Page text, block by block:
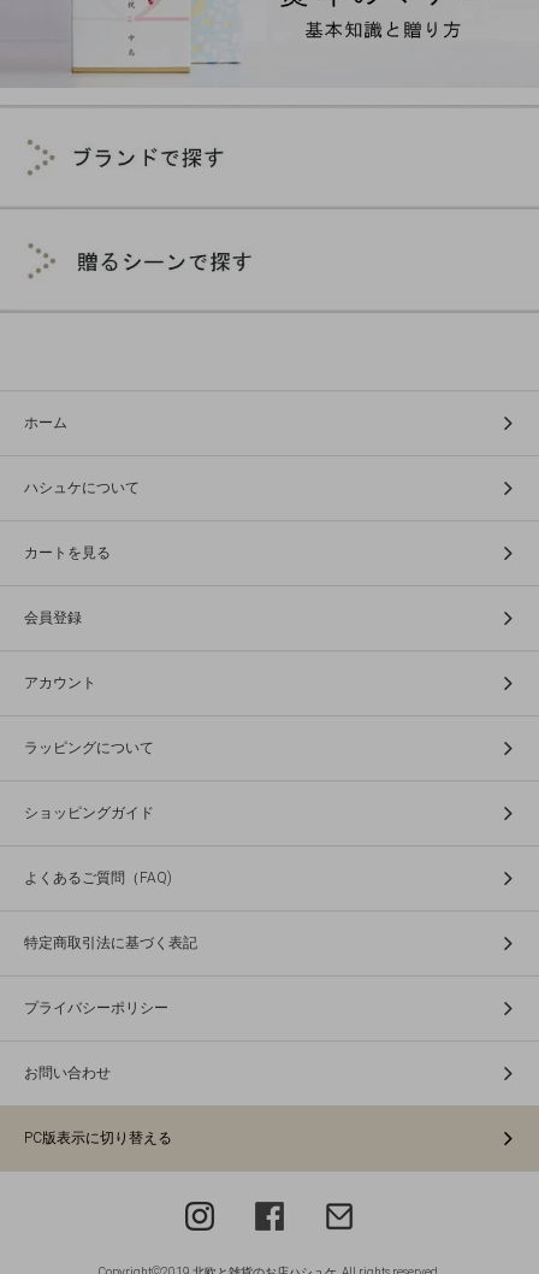
ホーム
ハシュケについて
カートを見る
会員登録
アカウント
ラッピングについて
ショッピングガイド
よくあるご質問（FAQ)
特定商取引法に基づく表記
プライバシーポリシー
お問い合わせ
PC版表示に切り替える